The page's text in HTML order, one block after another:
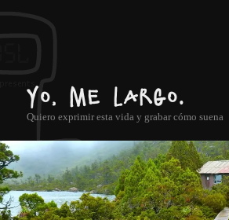
Yo, me largo.
Quiero exprimir esta vida y grabar cómo suena